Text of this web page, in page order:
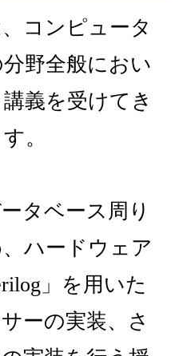
コンピュータ
野全般におい
義を受けてき
。
タベース周り
ハードウェア
」を用いた
ーの実装、さ